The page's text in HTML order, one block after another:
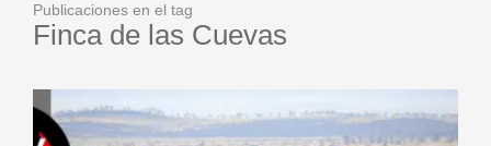
Publicaciones en el tag
Finca de las Cuevas